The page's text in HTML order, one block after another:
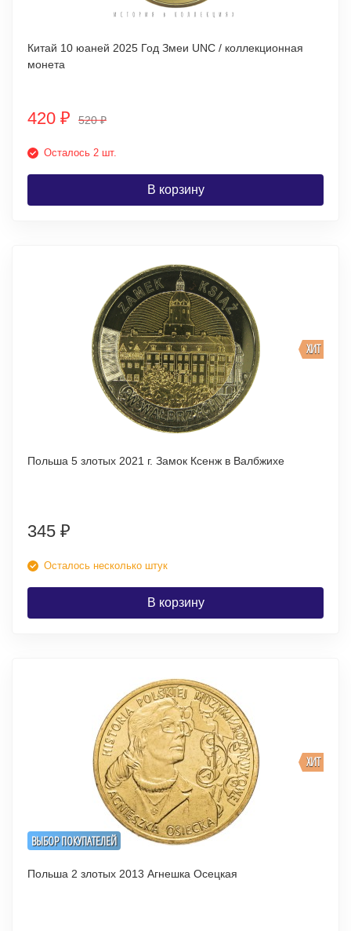
Китай 10 юаней 2025 Год Змеи UNC / коллекционная
монета
420 ₽ 520₽
Осталось 2 шт.
В корзину
ХИТ
Польша 5 злотых 2021 г. Замок Ксенж в Валбжихе
345 ₽
Осталось несколько штук
В корзину
ВЫБОР ПОКУПАТЕЛЕЙ
ХИТ
Польша 2 злотых 2013 Агнешка Осецкая